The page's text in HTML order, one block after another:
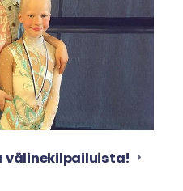
välinekilpailuista!